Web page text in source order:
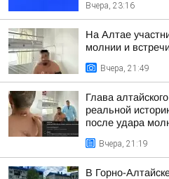
Вчера, 23:16
На Алтае
молнии и
Вчера, 21:49
Глава
реальной
после удара
Вчера, 21:19
В Горно-